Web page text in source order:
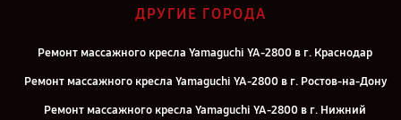
ДРУГИЕ ГОРОДА
Ремонт массажного кресла Yamaguchi YA-2800 в г. Краснодар
Ремонт массажного кресла Yamaguchi YA-2800 в г. Ростов-на-Дону
Ремонт массажного кресла Yamaguchi YA-2800 в г. Нижний